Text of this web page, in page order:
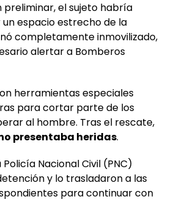
preliminar, el sujeto habría
espacio estrecho de la
completamente inmovilizado,
alertar a Bomberos
herramientas especiales
para cortar parte de los
al hombre. Tras el rescate,
presentaba heridas.
Nacional Civil (PNC)
y lo trasladaron a las
para continuar con